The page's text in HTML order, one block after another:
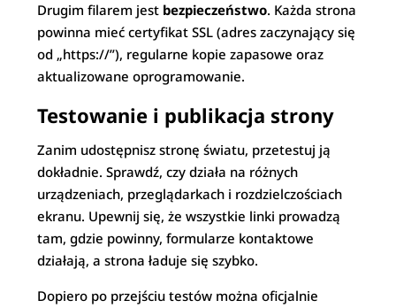
Drugim filarem jest bezpieczeństwo. Każda strona
powinna mieć certyfikat SSL (adres zaczynający się
od „https://”), regularne kopie zapasowe oraz
aktualizowane oprogramowanie.
Testowanie i publikacja strony
Zanim udostępnisz stronę światu, przetestuj ją
dokładnie. Sprawdź, czy działa na różnych
urządzeniach, przeglądarkach i rozdzielczościach
ekranu. Upewnij się, że wszystkie linki prowadzą
tam, gdzie powinny, formularze kontaktowe
działają, a strona ładuje się szybko.
Dopiero po przejściu testów można oficjalnie